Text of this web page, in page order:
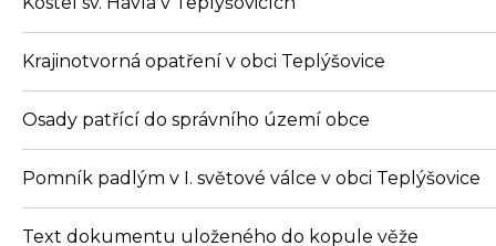
Krajinotvorná opatření v obci Teplýšovice
Osady patřící do správního území obce
Pomník padlým v I. světové válce v obci Teplýšovice
Text dokumentu uloženého do kopule věže